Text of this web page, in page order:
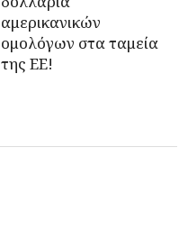
αμερικανικών
ομολόγων στα ταμεία
της ΕΕ!